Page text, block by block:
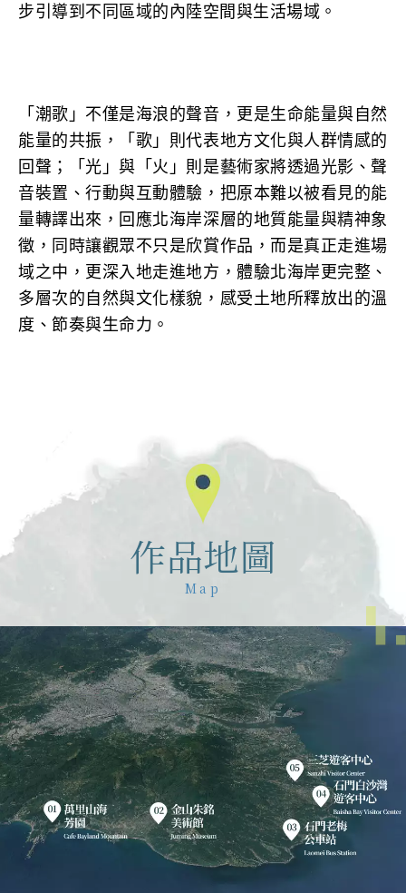
步引導到不同區域的內陸空間與生活場域。
「潮歌」不僅是海浪的聲音，更是生命能量與自然
能量的共振，「歌」則代表地方文化與人群情感的
回聲；「光」與「火」則是藝術家將透過光影、聲
音裝置、行動與互動體驗，把原本難以被看見的能
量轉譯出來，回應北海岸深層的地質能量與精神象
徵，同時讓觀眾不只是欣賞作品，而是真正走進場
域之中，更深入地走進地方，體驗北海岸更完整、
多層次的自然與文化樣貌，感受土地所釋放出的溫
度、節奏與生命力。
作品地圖
Map